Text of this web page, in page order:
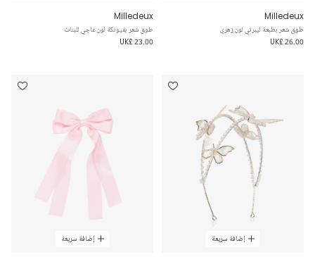
Milledeux
طوق شعر بطبعة ليبرتي لون زهري
UK£ 26.00
Milledeux
طوق شعر بفيونكة لون عاجي للبنات
UK£ 23.00
إضافة سريعة إضافة سريعة